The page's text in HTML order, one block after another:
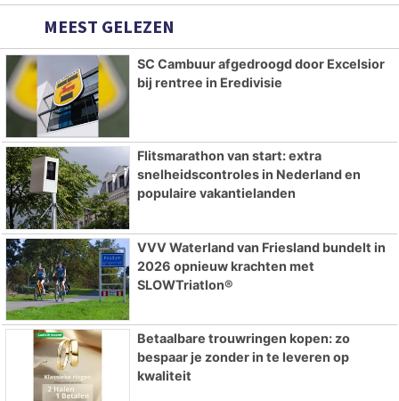
MEEST GELEZEN
SC Cambuur afgedroogd door Excelsior
bij rentree in Eredivisie
Flitsmarathon van start: extra
snelheidscontroles in Nederland en
populaire vakantielanden
VVV Waterland van Friesland bundelt in
2026 opnieuw krachten met
SLOWTriatlon®
Betaalbare trouwringen kopen: zo
bespaar je zonder in te leveren op
kwaliteit